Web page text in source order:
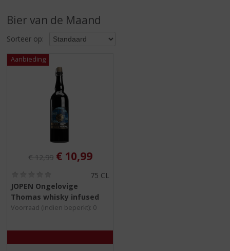
r
n
g
n
g
a
t
Bier van de Maand
Sorteer op:
Originele prijs was:
€12,99 , Huidige prijs is:
€ 10,99
,
0
/
75 CL
JOPEN Ongelovige
Thomas whisky infused
Voorraad (indien beperkt): 0